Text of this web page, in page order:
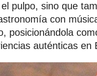
pulpo, sino que
con
posicionándola
auténticas en